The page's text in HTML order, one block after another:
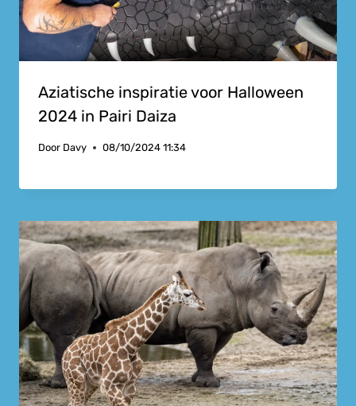
Aziatische inspiratie voor Halloween
2024 in Pairi Daiza
Door Davy 08/10/2024 11:34